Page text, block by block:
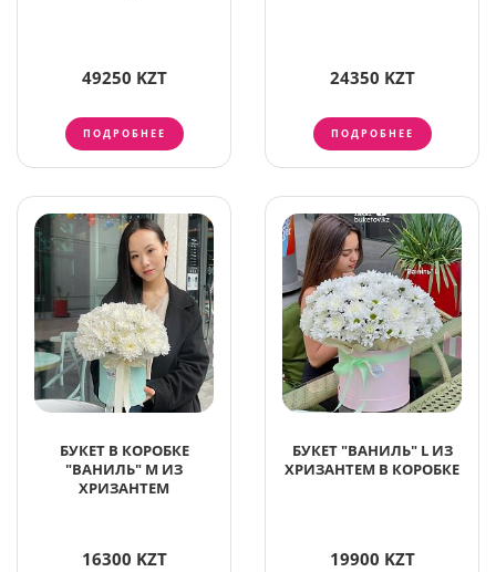
49250 KZT
ПОДРОБНЕЕ
24350 KZT
ПОДРОБНЕЕ
БУКЕТ В КОРОБКЕ
"ВАНИЛЬ" M ИЗ
ХРИЗАНТЕМ
16300 KZT
БУКЕТ "ВАНИЛЬ" L ИЗ
ХРИЗАНТЕМ В КОРОБКЕ
19900 KZT